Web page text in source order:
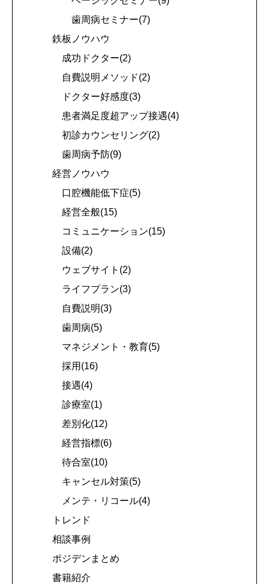
歯周病セミナー(7)
鉄板ノウハウ
成功ドクター(2)
自費説明メソッド(2)
ドクター好感度(3)
患者満足度超アップ接遇(4)
初診カウンセリング(2)
歯周病予防(9)
経営ノウハウ
口腔機能低下症(5)
経営全般(15)
コミュニケーション(15)
設備(2)
ウェブサイト(2)
ライフプラン(3)
自費説明(3)
歯周病(5)
マネジメント・教育(5)
採用(16)
接遇(4)
診療室(1)
差別化(12)
経営指標(6)
待合室(10)
キャンセル対策(5)
メンテ・リコール(4)
トレンド
相談事例
ポジデンまとめ
書籍紹介